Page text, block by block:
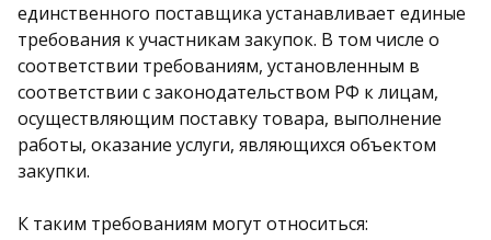
единственного поставщика устанавливает единые
требования к участникам закупок. В том числе о
соответствии требованиям, установленным в
соответствии с законодательством РФ к лицам,
осуществляющим поставку товара, выполнение
работы, оказание услуги, являющихся объектом
закупки.
К таким требованиям могут относиться: